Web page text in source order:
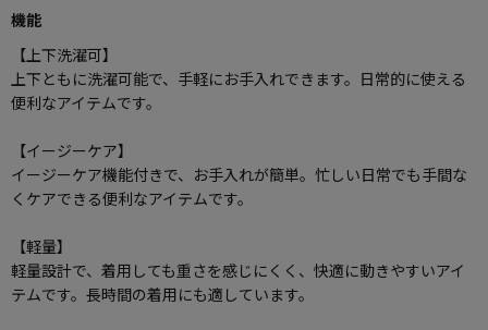
機能
【上下洗濯可】
上下ともに洗濯可能で、手軽にお手入れできます。日常的に使える
便利なアイテムです。
【イージーケア】
イージーケア機能付きで、お手入れが簡単。忙しい日常でも手間な
くケアできる便利なアイテムです。
【軽量】
軽量設計で、着用しても重さを感じにくく、快適に動きやすいアイ
テムです。長時間の着用にも適しています。